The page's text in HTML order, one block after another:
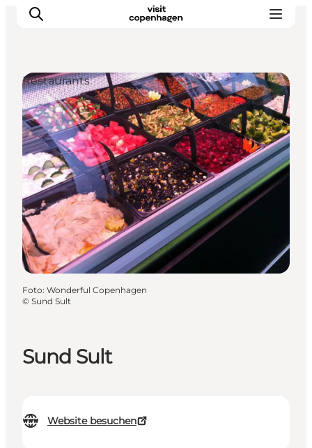
Aktivitäten
Essen und Trinken
Planen
Sund Sult
Website besuchen
Restaurants
Foto: Wonderful Copenhagen
© Sund Sult